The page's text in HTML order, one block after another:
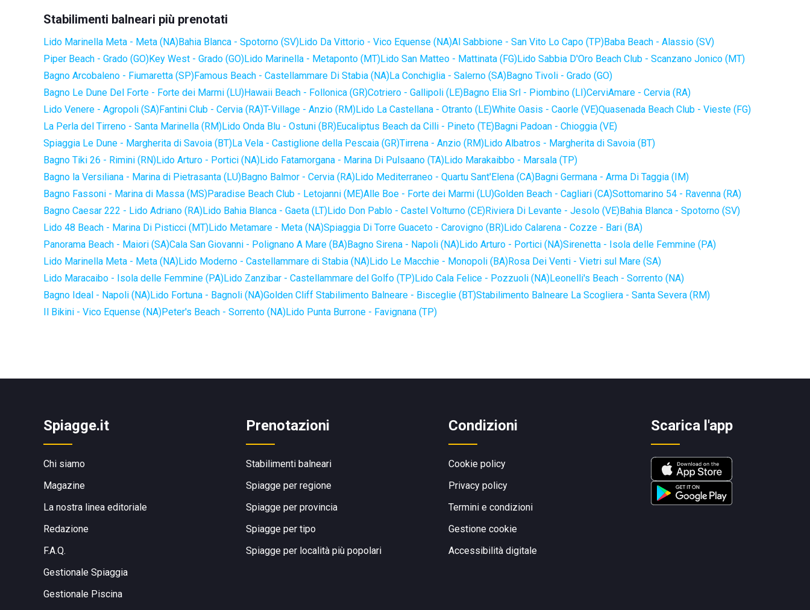
Stabilimenti balneari più prenotati
Lido Marinella Meta - Meta (NA)Bahia Blanca - Spotorno (SV)Lido Da Vittorio - Vico Equense (NA)Al Sabbione - San Vito Lo Capo (TP)Baba Beach - Alassio (SV)
Piper Beach - Grado (GO)Key West - Grado (GO)Lido Marinella - Metaponto (MT)Lido San Matteo - Mattinata (FG)Lido Sabbia D'Oro Beach Club - Scanzano Jonico (MT)
Bagno Arcobaleno - Fiumaretta (SP)Famous Beach - Castellammare Di Stabia (NA)La Conchiglia - Salerno (SA)Bagno Tivoli - Grado (GO)
Bagno Le Dune Del Forte - Forte dei Marmi (LU)Hawaii Beach - Follonica (GR)Cotriero - Gallipoli (LE)Bagno Elia Srl - Piombino (LI)CerviAmare - Cervia (RA)
Lido Venere - Agropoli (SA)Fantini Club - Cervia (RA)T-Village - Anzio (RM)Lido La Castellana - Otranto (LE)White Oasis - Caorle (VE)Quasenada Beach Club - Vieste (FG)
La Perla del Tirreno - Santa Marinella (RM)Lido Onda Blu - Ostuni (BR)Eucaliptus Beach da Cilli - Pineto (TE)Bagni Padoan - Chioggia (VE)
Spiaggia Le Dune - Margherita di Savoia (BT)La Vela - Castiglione della Pescaia (GR)Tirrena - Anzio (RM)Lido Albatros - Margherita di Savoia (BT)
Bagno Tiki 26 - Rimini (RN)Lido Arturo - Portici (NA)Lido Fatamorgana - Marina Di Pulsaano (TA)Lido Marakaibbo - Marsala (TP)
Bagno la Versiliana - Marina di Pietrasanta (LU)Bagno Balmor - Cervia (RA)Lido Mediterraneo - Quartu Sant'Elena (CA)Bagni Germana - Arma Di Taggia (IM)
Bagno Fassoni - Marina di Massa (MS)Paradise Beach Club - Letojanni (ME)Alle Boe - Forte dei Marmi (LU)Golden Beach - Cagliari (CA)Sottomarino 54 - Ravenna (RA)
Bagno Caesar 222 - Lido Adriano (RA)Lido Bahia Blanca - Gaeta (LT)Lido Don Pablo - Castel Volturno (CE)Riviera Di Levante - Jesolo (VE)Bahia Blanca - Spotorno (SV)
Lido 48 Beach - Marina Di Pisticci (MT)Lido Metamare - Meta (NA)Spiaggia Di Torre Guaceto - Carovigno (BR)Lido Calarena - Cozze - Bari (BA)
Panorama Beach - Maiori (SA)Cala San Giovanni - Polignano A Mare (BA)Bagno Sirena - Napoli (NA)Lido Arturo - Portici (NA)Sirenetta - Isola delle Femmine (PA)
Lido Marinella Meta - Meta (NA)Lido Moderno - Castellammare di Stabia (NA)Lido Le Macchie - Monopoli (BA)Rosa Dei Venti - Vietri sul Mare (SA)
Lido Maracaibo - Isola delle Femmine (PA)Lido Zanzibar - Castellammare del Golfo (TP)Lido Cala Felice - Pozzuoli (NA)Leonelli's Beach - Sorrento (NA)
Bagno Ideal - Napoli (NA)Lido Fortuna - Bagnoli (NA)Golden Cliff Stabilimento Balneare - Bisceglie (BT)Stabilimento Balneare La Scogliera - Santa Severa (RM)
Il Bikini - Vico Equense (NA)Peter's Beach - Sorrento (NA)Lido Punta Burrone - Favignana (TP)
Spiagge.it
Chi siamo
Magazine
La nostra linea editoriale
Redazione
F.A.Q.
Gestionale Spiaggia
Gestionale Piscina
Prenotazioni
Stabilimenti balneari
Spiagge per regione
Spiagge per provincia
Spiagge per tipo
Spiagge per località più popolari
Condizioni
Cookie policy
Privacy policy
Termini e condizioni
Gestione cookie
Accessibilità digitale
Scarica l'app